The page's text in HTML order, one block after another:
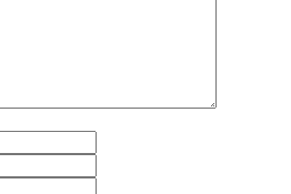
electrónico